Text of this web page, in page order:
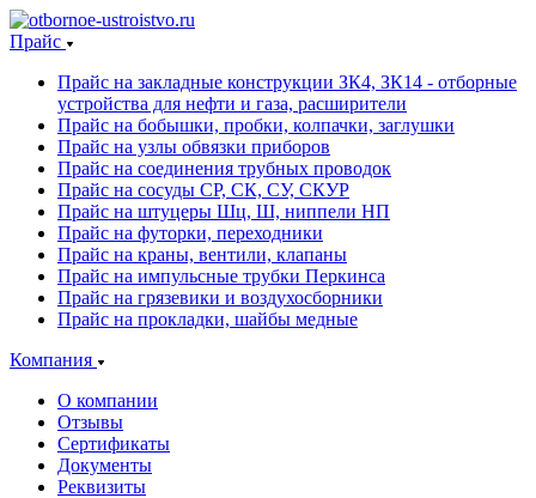
Прайс
Прайс на закладные конструкции ЗК4, ЗК14 - отборные
устройства для нефти и газа, расширители
Прайс на бобышки, пробки, колпачки, заглушки
Прайс на узлы обвязки приборов
Прайс на соединения трубных проводок
Прайс на сосуды СР, СК, СУ, СКУР
Прайс на штуцеры Шц, Ш, ниппели НП
Прайс на футорки, переходники
Прайс на краны, вентили, клапаны
Прайс на импульсные трубки Перкинса
Прайс на грязевики и воздухосборники
Прайс на прокладки, шайбы медные
Компания
О компании
Отзывы
Сертификаты
Документы
Реквизиты